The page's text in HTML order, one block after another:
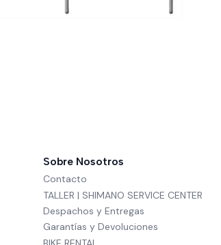
Sobre Nosotros
Contacto
TALLER | SHIMANO SERVICE CENTER
Despachos y Entregas
Garantías y Devoluciones